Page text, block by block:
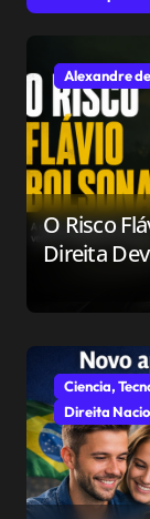
Alexandre
O Risco
Direita
Ciencia,
Direita